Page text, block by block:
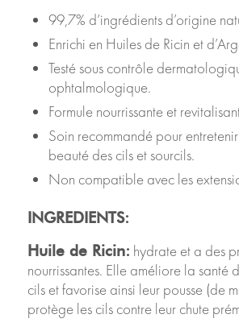
99,7% d’ingrédients d’origine
Enrichi en Huiles de Ricin et
Testé sous contrôle
ophtalmologique.
Formule nourrissante et
Soin recommandé pour
beauté des cils et sourcils.
Non compatible avec les
INGREDIENTS:
Huile de Ricin: hydrate et a des
nourrissantes. Elle améliore la santé
cils et favorise ainsi leur pousse (de
protège les cils contre leur chute